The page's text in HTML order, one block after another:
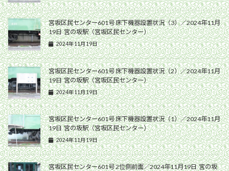
宮坂区民センター601号 床下機器設置状況（3）／2024年11月
19日 宮の坂駅（宮坂区民センター）
2024年11月19日
宮坂区民センター601号 床下機器設置状況（2）／2024年11月
19日 宮の坂駅（宮坂区民センター）
2024年11月19日
宮坂区民センター601号 床下機器設置状況（1）／2024年11月
19日 宮の坂駅（宮坂区民センター）
2024年11月19日
宮坂区民センター601号 2位側前面／2024年11月19日 宮の坂